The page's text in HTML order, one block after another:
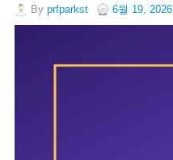
By prfparkst 6월 19, 2026